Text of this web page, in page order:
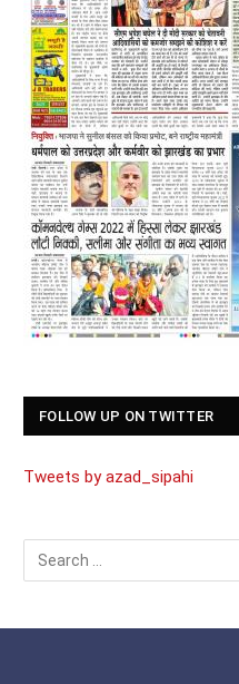
FOLLOW UP ON TWITTER
Tweets by azad_sipahi